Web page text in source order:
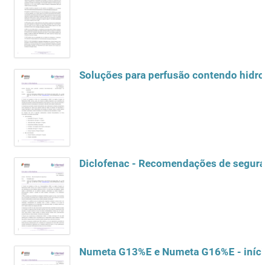
Diclofenac - Recomendações de
Numeta G13%E e Numeta G16%E -